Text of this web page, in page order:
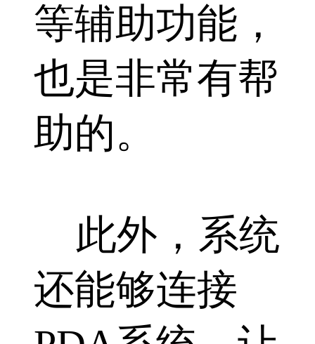
等辅助功能，
也是非常有帮
助的。
此外，系统
还能够连接